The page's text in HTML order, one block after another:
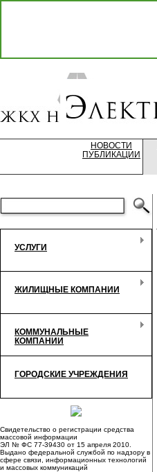
НОВОСТИ
ПУБЛИКАЦИИ
УСЛУГИ
ЖИЛИЩНЫЕ КОМПАНИИ
КОММУНАЛЬНЫЕ
КОМПАНИИ
ГОРОДСКИЕ УЧРЕЖДЕНИЯ
Свидетельство о регистрации средства
массовой информации
ЭЛ № ФС 77-39430 от 15 апреля 2010.
Выдано федеральной службой по надзору в
сфере связи, информационных технологий
и массовых коммуникаций